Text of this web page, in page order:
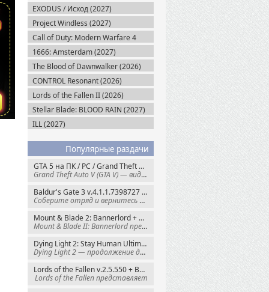
EXODUS / Исход (2027)
Project Windless (2027)
Call of Duty: Modern Warfare 4
(2026)
1666: Amsterdam (2027)
The Blood of Dawnwalker (2026)
CONTROL Resonant (2026)
Lords of the Fallen II (2026)
Stellar Blade: BLOOD RAIN (2027)
ILL (2027)
Популярные раздачи
GTA 5 на ПК / PC / Grand Theft Auto V: Premium Edition (2015) Steam-Rip
Grand Theft Auto V (GTA V) — видеоигра из
Baldur's Gate 3 v.4.1.1.7398727 + Все DLC (2023) GOG-Rip
Соберите отряд и вернитесь в Забытые
Mount & Blade 2: Bannerlord + War Sails v.1.4.7.117484 (2025) GOG
Mount & Blade II: Bannerlord представляет
Dying Light 2: Stay Human Ultimate Edition v.1.29.0 + Все DLC (2022) Пиратка
Dying Light 2 — продолжение динамичного
Lords of the Fallen v.2.5.550 + Все DLC (2023) Пиратка
Lords of the Fallen представляет